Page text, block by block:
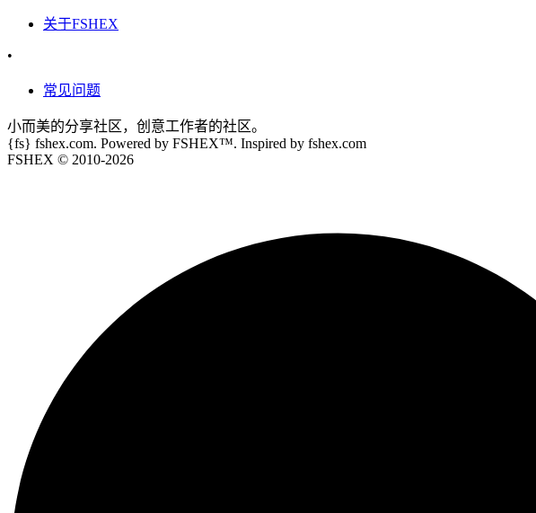
关于FSHEX
•
常见问题
小而美的分享社区，创意工作者的社区。
{fs} fshex.com. Powered by FSHEX™. Inspired by fshex.com
FSHEX © 2010-2026